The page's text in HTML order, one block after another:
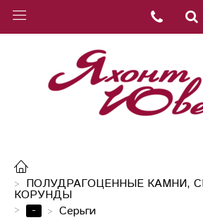
ПОЛУДРАГОЦЕННЫЕ КАМНИ,
КОРУНДЫ
-
Серьги